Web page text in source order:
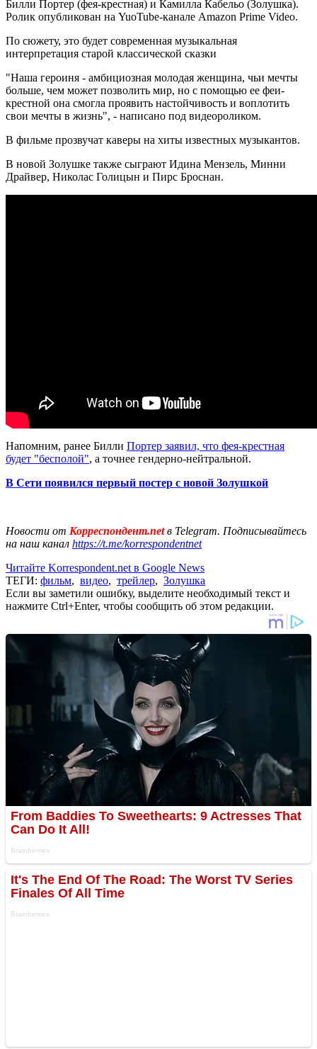
Билли Портер (фея-крестная) и Камилла Кабельо (Золушка).
Ролик опубликован на YuoTube-канале Amazon Prime Video.
По сюжету, это будет современная музыкальная
интерпретация старой классической сказки
"Наша героиня - амбициозная молодая женщина, чьи мечты
больше, чем может позволить мир, но с помощью ее феи-
крестной она смогла проявить настойчивость и воплотить
свои мечты в жизнь", - написано под видеороликом.
В фильме прозвучат каверы на хиты известных музыкантов.
В новой Золушке также сыграют Идина Мензель, Минни
Драйвер, Николас Голицын и Пирс Броснан.
Напомним, ранее Билли Портер заявил, что фея-крестная
будет "бесполой", а точнее гендерно-нейтральной.
В Сети появился первый постер с новой Золушкой
Новости от Корреспондент.netв Telegram. Подписывайтесь
на наш канал https://t.me/korrespondentnet
Читайте Korrespondent.net в Google News
ТЕГИ: фильм, видео, трейлер, Золушка
Если вы заметили ошибку, выделите необходимый текст и
нажмите Ctrl+Enter, чтобы сообщить об этом редакции.